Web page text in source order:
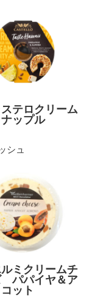
テロクリーム
ップル
シュ
ミクリームチ
パパイヤ＆ア
ット